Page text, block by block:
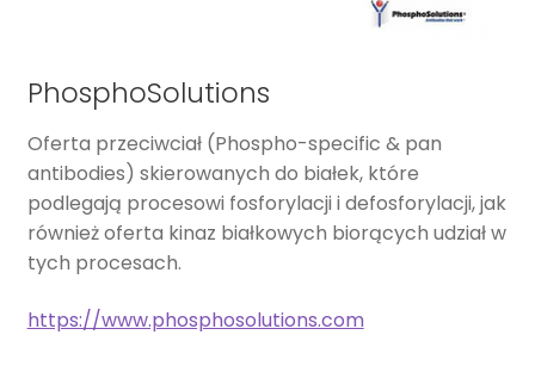
PhosphoSolutions
Oferta przeciwciał (Phospho-specific & pan
antibodies) skierowanych do białek, które
podlegają procesowi fosforylacji i defosforylacji, jak
również oferta kinaz białkowych biorących udział w
tych procesach.
https://www.phosphosolutions.com